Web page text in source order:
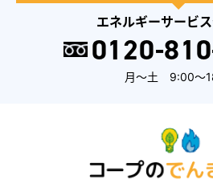
エネルギーサービ
0120-
月～土 9:00～